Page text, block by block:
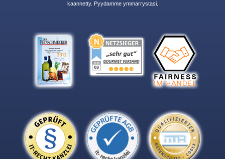
kaannetty. Pyydamme ymmarrystasi.